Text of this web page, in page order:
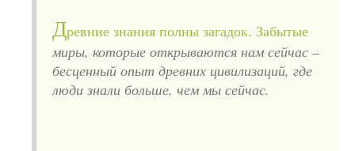
Древние знания полны загадок. Забытые
миры, которые открываются нам сейчас –
бесценный опыт древних цивилизаций, где
люди знали больше, чем мы сейчас.